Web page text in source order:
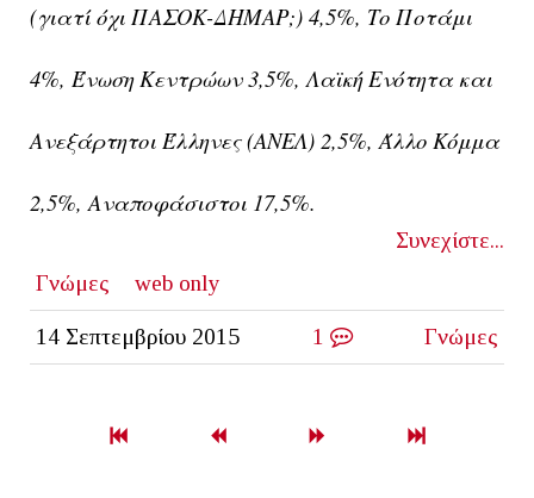
(γιατί όχι ΠΑΣΟΚ-ΔΗΜΑΡ;) 4,5%, Το Ποτάμι
4%, Ένωση Κεντρώων3,5%,Λαϊκή Ενότητα και
Ανεξάρτητοι Έλληνες(ΑΝΕΛ) 2,5%,Άλλο Κόμμα
2,5%,Αναποφάσιστοι 17,5%.
Συνεχίστε...
Γνώμες
web only
14 Σεπτεμβρίου 2015 1 Γνώμες